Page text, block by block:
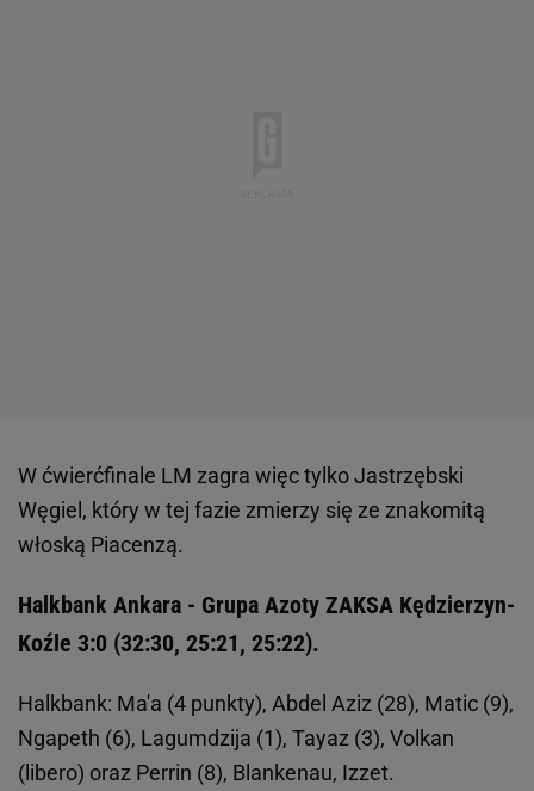
W ćwierćfinale LM zagra więc tylko Jastrzębski
Węgiel, który w tej fazie zmierzy się ze znakomitą
włoską Piacenzą.
Halkbank Ankara - Grupa Azoty ZAKSA Kędzierzyn-
Koźle 3:0 (32:30, 25:21, 25:22).
Halkbank: Ma'a (4 punkty), Abdel Aziz (28), Matic (9),
Ngapeth (6), Lagumdzija (1), Tayaz (3), Volkan
(libero) oraz Perrin (8), Blankenau, Izzet.